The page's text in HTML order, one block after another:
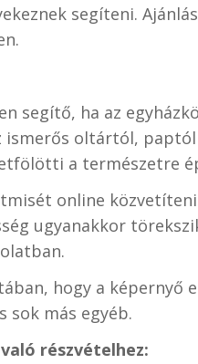
segíteni.
segítő, ha az
ismerős oltártól,
a természetre
online
ugyanakkor
hogy a képernyő
sok más egyéb.
részvételhez: